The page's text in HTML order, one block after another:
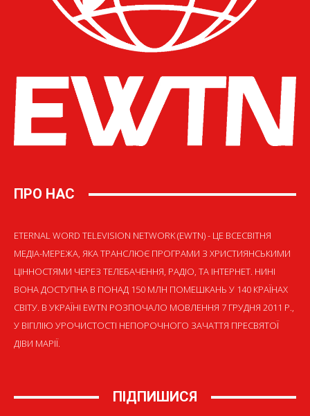
ПРО НАС
ETERNAL WORD TELEVISION NETWORK (EWTN) - ЦЕ ВСЕСВІТНЯ
МЕДІА-МЕРЕЖА, ЯКА ТРАНСЛЮЄ ПРОГРАМИ З ХРИСТИЯНСЬКИМИ
ЦІННОСТЯМИ ЧЕРЕЗ ТЕЛЕБАЧЕННЯ, РАДІО, ТА ІНТЕРНЕТ. НИНІ
ВОНА ДОСТУПНА В ПОНАД 150 МЛН ПОМЕШКАНЬ У 140 КРАЇНАХ
СВІТУ. В УКРАЇНІ EWTN РОЗПОЧАЛО МОВЛЕННЯ 7 ГРУДНЯ 2011 Р.,
У ВІГІЛІЮ УРОЧИСТОСТІ НЕПОРОЧНОГО ЗАЧАТТЯ ПРЕСВЯТОЇ
ДІВИ МАРІЇ.
ПІДПИШИСЯ